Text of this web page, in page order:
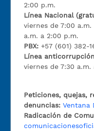
2:00 p.m.
Línea Nacional
viernes de 7:00
a.m. a 2:00 p.m.
PBX:+57 (601) 382-
Línea
viernes de 7:30 a.m.
Peticiones, quejas,
denuncias: Ventana
Radicación de